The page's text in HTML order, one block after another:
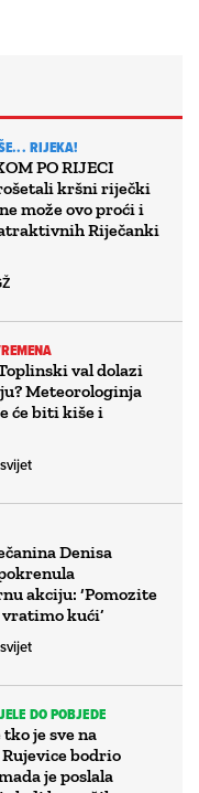
RIJEKA!
PO RIJECI
kršni riječki
može ovo proći i
Riječanki
val dolazi
Meteorologinja
će biti kiše i
Denisa
akciju: ‘Pomozite
kući’
DO POBJEDE
je sve na
bodrio
je poslala